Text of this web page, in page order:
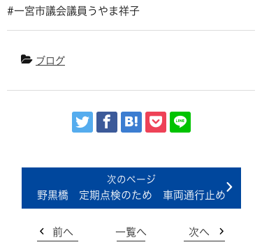
#一宮市議会議員うやま祥子
ブログ
野黒橋 定期点検のため 車両通行止め
前へ 一覧へ 次へ